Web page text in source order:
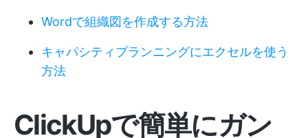
Wordで組織図を作成する方法
キャパシティプランニングにエクセルを使う
方法
ClickUpで簡単にガン